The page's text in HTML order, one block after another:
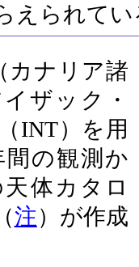
えられてい
カナリア諸
ザック・
INT）を用
の観測か
体カタロ
注）が作成